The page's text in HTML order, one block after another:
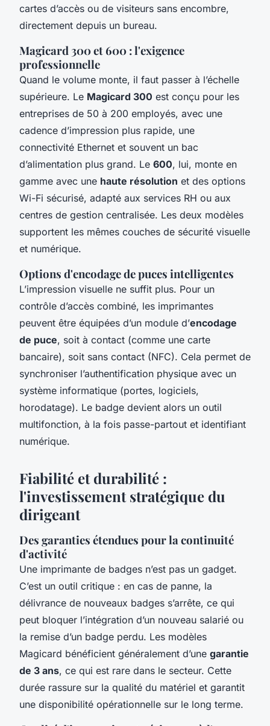
cartes d’accès ou de visiteurs sans encombre,
directement depuis un bureau.
Magicard 300 et 600 : l'exigence
professionnelle
Quand le volume monte, il faut passer à l’échelle
supérieure. Le Magicard 300 est conçu pour les
entreprises de 50 à 200 employés, avec une
cadence d’impression plus rapide, une
connectivité Ethernet et souvent un bac
d’alimentation plus grand. Le 600, lui, monte en
gamme avec une haute résolution et des options
Wi-Fi sécurisé, adapté aux services RH ou aux
centres de gestion centralisée. Les deux modèles
supportent les mêmes couches de sécurité visuelle
et numérique.
Options d'encodage de puces intelligentes
L’impression visuelle ne suffit plus. Pour un
contrôle d’accès combiné, les imprimantes
peuvent être équipées d’un module d’encodage
de puce, soit à contact (comme une carte
bancaire), soit sans contact (NFC). Cela permet de
synchroniser l’authentification physique avec un
système informatique (portes, logiciels,
horodatage). Le badge devient alors un outil
multifonction, à la fois passe-partout et identifiant
numérique.
Fiabilité et durabilité :
l'investissement stratégique du
dirigeant
Des garanties étendues pour la continuité
d'activité
Une imprimante de badges n’est pas un gadget.
C’est un outil critique : en cas de panne, la
délivrance de nouveaux badges s’arrête, ce qui
peut bloquer l’intégration d’un nouveau salarié ou
la remise d’un badge perdu. Les modèles
Magicard bénéficient généralement d’une garantie
de 3 ans, ce qui est rare dans le secteur. Cette
durée rassure sur la qualité du matériel et garantit
une disponibilité opérationnelle sur le long terme.